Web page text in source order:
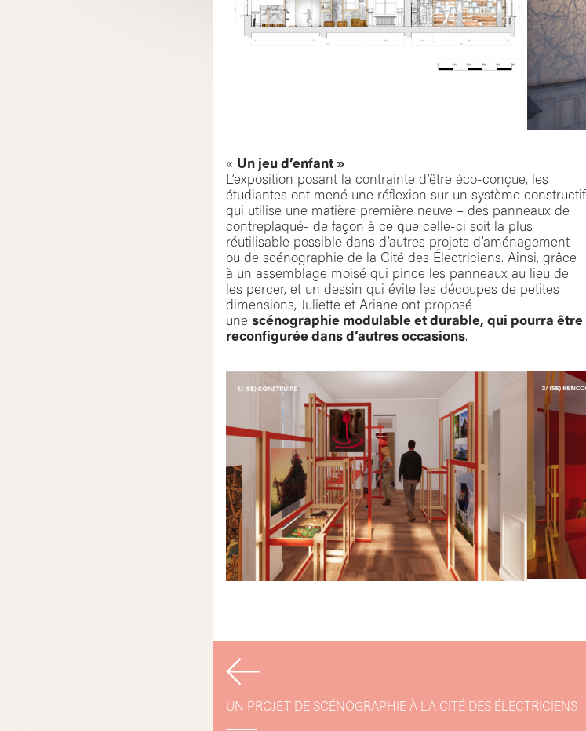
« Un jeu d’enfant »
L’exposition posant la contrainte d’être éco-conçue, les
étudiantes ont mené une réflexion sur un système constructif
qui utilise une matière première neuve – des panneaux de
contreplaqué- de façon à ce que celle-ci soit la plus
réutilisable possible dans d’autres projets d’aménagement
ou de scénographie de la Cité des Électriciens. Ainsi, grâce
à un assemblage moisé qui pince les panneaux au lieu de
les percer, et un dessin qui évite les découpes de petites
dimensions, Juliette et Ariane ont proposé
une scénographie modulable et durable, qui pourra être
reconfigurée dans d’autres occasions.
Navigation
de
UN PROJET DE SCÉNOGRAPHIE À LA CITÉ DES ÉLECTRICIENS